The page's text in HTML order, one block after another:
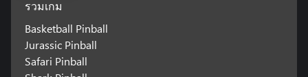
รวมเกม
Basketball Pinball
Jurassic Pinball
Safari Pinball